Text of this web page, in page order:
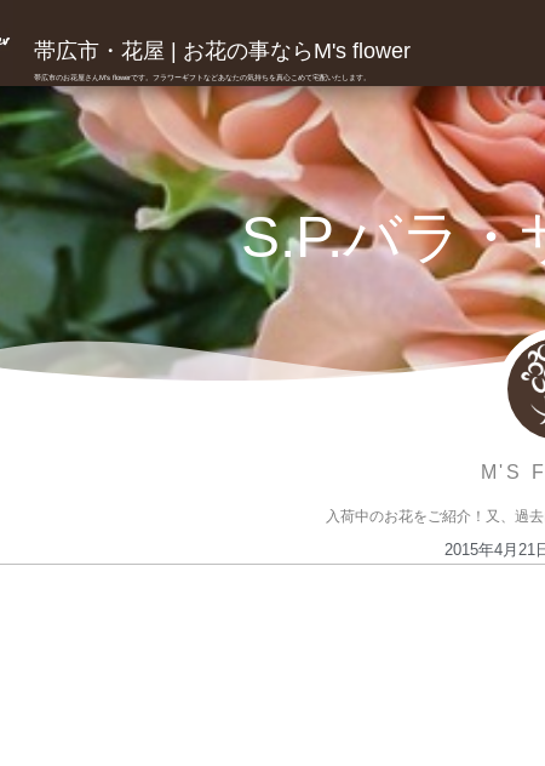
帯広市・花屋 | お花の事ならM's flower
帯広市のお花屋さんM's flowerです。フラワーギフトなどあなたの気持ちを真心こめて宅配いたします。
S.P.バラ・
M'S
入荷中のお花をご紹介！又、過
2015年4月21